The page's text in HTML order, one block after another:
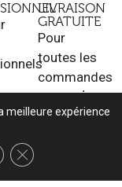
LIVRAISON
GRATUITE
Pour
toutes les
commandes
de 150$ et
plus au
meilleure expérience
FERMER LA